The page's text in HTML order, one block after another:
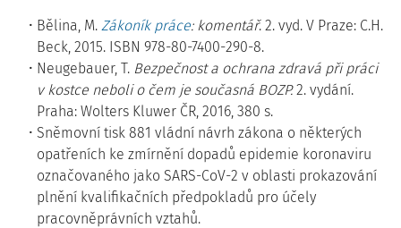
Bělina, M. Zákoník práce: komentář. 2. vyd. V Praze: C.H.
Beck, 2015. ISBN 978-80-7400-290-8.
Neugebauer, T. Bezpečnost a ochrana zdravá při práci
v kostce neboli o čem je současná BOZP.2. vydání.
Praha: Wolters Kluwer ČR, 2016, 380 s.
Sněmovní tisk 881 vládní návrh zákona o některých
opatřeních ke zmírnění dopadů epidemie koronaviru
označovaného jako SARS-CoV-2 v oblasti prokazování
plnění kvalifikačních předpokladů pro účely
pracovněprávních vztahů.